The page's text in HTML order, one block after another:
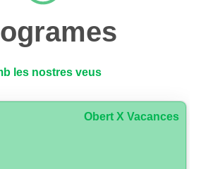
les nostres veus
Obert X Vacances